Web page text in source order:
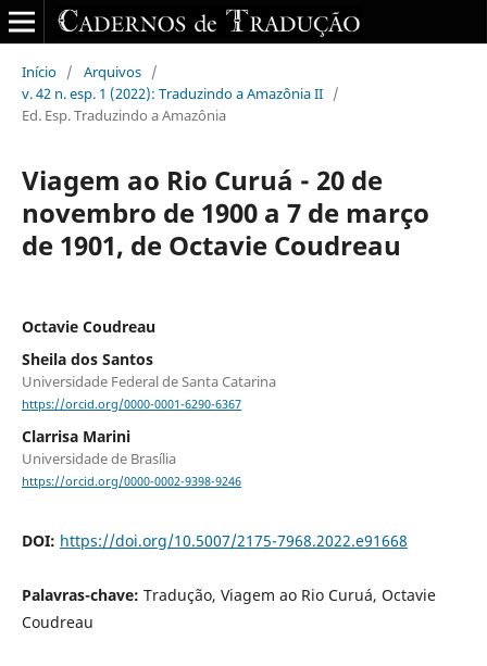
Início / Arquivos /
v. 42 n. esp. 1 (2022): Traduzindo a Amazônia II /
Ed. Esp. Traduzindo a Amazônia
Viagem ao Rio Curuá - 20 de
novembro de 1900 a 7 de março
de 1901, de Octavie Coudreau
Octavie Coudreau
Sheila dos Santos
Universidade Federal de Santa Catarina
https://orcid.org/0000-0001-6290-6367
Clarrisa Marini
Universidade de Brasília
https://orcid.org/0000-0002-9398-9246
DOI: https://doi.org/10.5007/2175-7968.2022.e91668
Palavras-chave: Tradução, Viagem ao Rio Curuá, Octavie
Coudreau